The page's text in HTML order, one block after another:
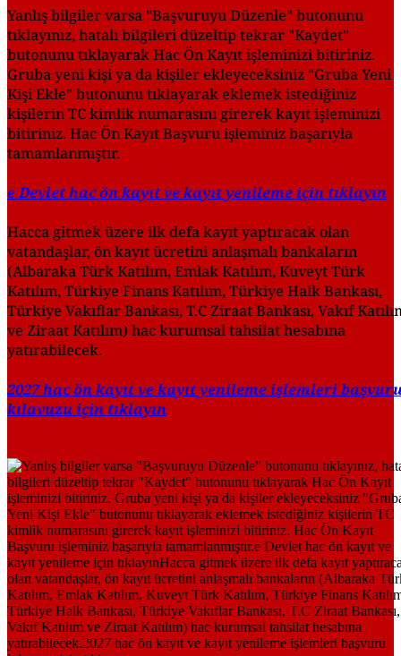
Yanlış bilgiler varsa "Başvuruyu Düzenle" butonunu
tıklayınız, hatalı bilgileri düzeltip tekrar "Kaydet"
butonunu tıklayarak Hac Ön Kayıt işleminizi bitiriniz.
Gruba yeni kişi ya da kişiler ekleyeceksiniz "Gruba Yeni
Kişi Ekle" butonunu tıklayarak eklemek istediğiniz
kişilerin TC kimlik numarasını girerek kayıt işleminizi
bitiriniz. Hac Ön Kayıt Başvuru işleminiz başarıyla
tamamlanmıştır.
e Devlet hac ön kayıt ve kayıt yenileme için tıklayın
Hacca gitmek üzere ilk defa kayıt yaptıracak olan
vatandaşlar, ön kayıt ücretini anlaşmalı bankaların
(Albaraka Türk Katılım, Emlak Katılım, Kuveyt Türk
Katılım, Türkiye Finans Katılım, Türkiye Halk Bankası,
Türkiye Vakıflar Bankası, T.C Ziraat Bankası, Vakıf
ve Ziraat Katılım) hac kurumsal tahsilat hesabına
yatırabilecek.
2027 hac ön kayıt ve kayıt yenileme işlemleri
kılavuzu için tıklayın